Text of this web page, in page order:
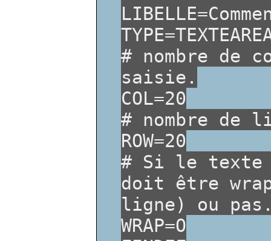
# nombre de
saisie.
COL=20
# nombre de
ROW=20
# Si le texte
doit être
ligne) ou
WRAP=O